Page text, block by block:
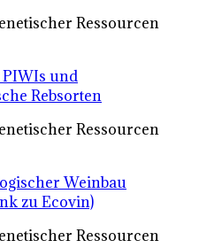
Ressourcen
und
Rebsorten
Ressourcen
Weinbau
zu Ecovin)
Ressourcen